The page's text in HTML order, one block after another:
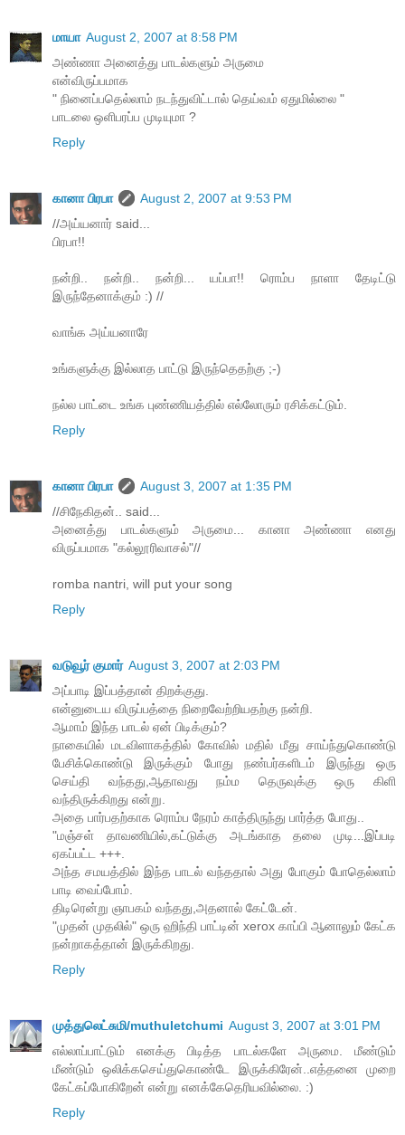
மாயா August 2, 2007 at 8:58 PM
அண்ணா அனைத்து பாடல்களும் அருமை
என்விருப்பமாக
" நினைப்பதெல்லாம் நடந்துவிட்டால் தெய்வம் ஏதுமில்லை "
பாடலை ஒளிபரப்ப முடியுமா ?
Reply
கானா பிரபா
August 2, 2007 at 9:53 PM
//அய்யனார் said...
பிரபா!!
நன்றி.. நன்றி.. நன்றி... யப்பா!! ரொம்ப நாளா தேடிட்டு
இருந்தேனாக்கும் :) //
வாங்க அய்யனாரே
உங்களுக்கு இல்லாத பாட்டு இருந்தெதற்கு ;-)
நல்ல பாட்டை உங்க புண்ணியத்தில் எல்லோரும் ரசிக்கட்டும்.
Reply
கானா பிரபா
August 3, 2007 at 1:35 PM
//சிநேகிதன்.. said...
அனைத்து பாடல்களும் அருமை... கானா அண்ணா எனது
விருப்பமாக "கல்லூரிவாசல்"//
romba nantri, will put your song
Reply
வடுவூர் குமார் August 3, 2007 at 2:03 PM
அப்பாடி இப்பத்தான் திறக்குது.
என்னுடைய விருப்பத்தை நிறைவேற்றியதற்கு நன்றி.
ஆமாம் இந்த பாடல் ஏன் பிடிக்கும்?
நாகையில் மடவிளாகத்தில் கோவில் மதில் மீது சாய்ந்துகொண்டு
பேசிக்கொண்டு இருக்கும் போது நண்பர்களிடம் இருந்து ஒரு
செய்தி வந்தது,ஆதாவது நம்ம தெருவுக்கு ஒரு கிளி
வந்திருக்கிறது என்று.
அதை பார்பதற்காக ரொம்ப நேரம் காத்திருந்து பார்த்த போது..
"மஞ்சள் தாவணியில்,கட்டுக்கு அடங்காத தலை முடி...இப்படி
ஏகப்பட்ட +++.
அந்த சமயத்தில் இந்த பாடல் வந்ததால் அது போகும் போதெல்லாம்
பாடி வைப்போம்.
திடிரென்று ஞாபகம் வந்தது,அதனால் கேட்டேன்.
"முதன் முதலில்" ஒரு ஹிந்தி பாட்டின் xerox காப்பி ஆனாலும் கேட்க
நன்றாகத்தான் இருக்கிறது.
Reply
முத்துலெட்சுமி/muthuletchumi August 3, 2007 at 3:01 PM
எல்லாப்பாட்டும் எனக்கு பிடித்த பாடல்களே அருமை. மீண்டும்
மீண்டும் ஒலிக்கசெய்துகொண்டே இருக்கிரேன்..எத்தனை முறை
கேட்கப்போகிறேன் என்று எனக்கேதெரியவில்லை. :)
Reply